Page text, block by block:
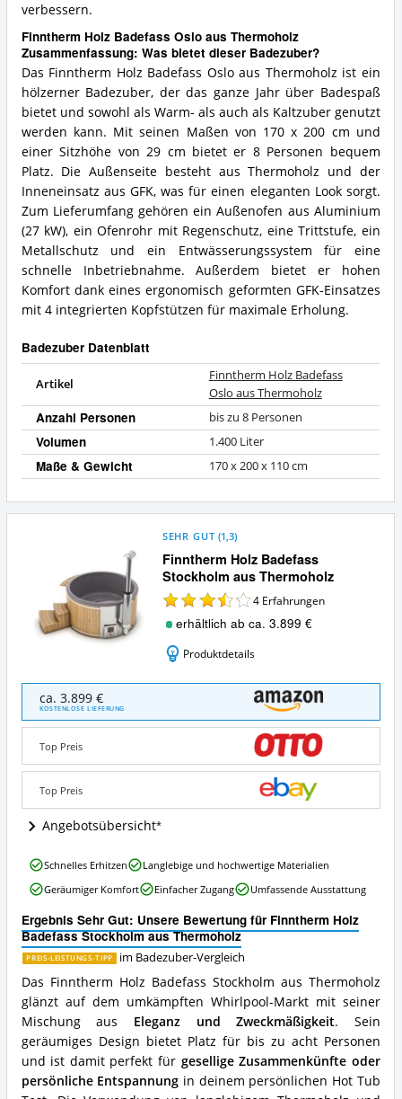
verbessern.
Finntherm Holz Badefass Oslo aus Thermoholz
Zusammenfassung: Was bietet dieser Badezuber?
Das Finntherm Holz Badefass Oslo aus Thermoholz ist ein
hölzerner Badezuber, der das ganze Jahr über Badespaß
bietet und sowohl als Warm- als auch als Kaltzuber genutzt
werden kann. Mit seinen Maßen von 170 x 200 cm und
einer Sitzhöhe von 29 cm bietet er 8 Personen bequem
Platz. Die Außenseite besteht aus Thermoholz und der
Inneneinsatz aus GFK, was für einen eleganten Look sorgt.
Zum Lieferumfang gehören ein Außenofen aus Aluminium
(27 kW), ein Ofenrohr mit Regenschutz, eine Trittstufe, ein
Metallschutz und ein Entwässerungssystem für eine
schnelle Inbetriebnahme. Außerdem bietet er hohen
Komfort dank eines ergonomisch geformten GFK-Einsatzes
mit 4 integrierten Kopfstützen für maximale Erholung.
Badezuber Datenblatt
Artikel
Finntherm Holz Badefass
Oslo aus Thermoholz
Anzahl Personen bis zu 8 Personen
Volumen 1.400 Liter
Maße & Gewicht 170 x 200 x 110 cm
Finntherm Holz Badefass
Stockholm aus Thermoholz
SEHR GUT (1,3)
4 Erfahrungen
erhältlich ab ca. 3.899 €
Produktdetails
Finntherm
Holz
Badefass
Stockholm
Thermoholz
Angebote:
Wo
ist
dieser
erhältlich?
ca. 3.899 €
KOSTENLOSE LIEFERUNG
Top Preis
Top Preis
Angebotsübersicht
Ergebnis Sehr Gut: Unsere Bewertung für Finntherm Holz
Badefass Stockholm aus Thermoholz
PREIS-LEISTUNGS-TIPP im Badezuber-Vergleich
Das Finntherm Holz Badefass Stockholm aus Thermoholz
glänzt auf dem umkämpften Whirlpool-Markt mit seiner
Mischung aus Eleganz und Zweckmäßigkeit. Sein
geräumiges Design bietet Platz für bis zu acht Personen
und ist damit perfekt für gesellige Zusammenkünfte oder
persönliche Entspannung in deinem persönlichen Hot Tub
Finntherm
Holz
Badefass
aus
Thermoholz
Vorteile:
Was
spricht
für
diesen
Badezuber?
Schnelles Erhitzen
Langlebige und hochwertige Materialien
Geräumiger Komfort
Einfacher Zugang Umfassende Ausstattung